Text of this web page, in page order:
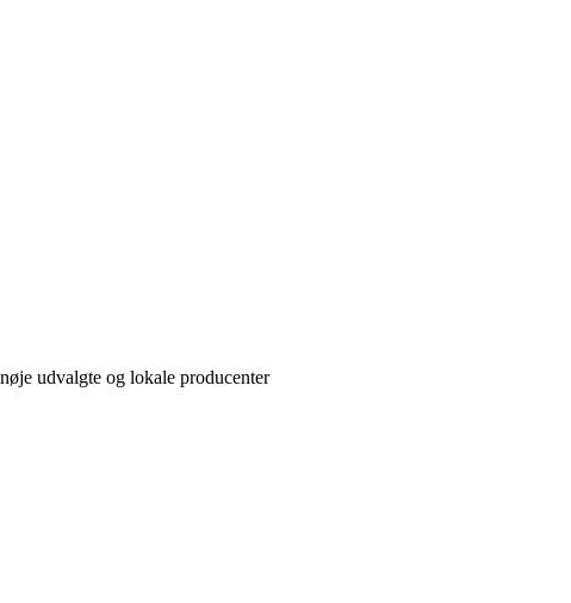
udvalgte og lokale producenter